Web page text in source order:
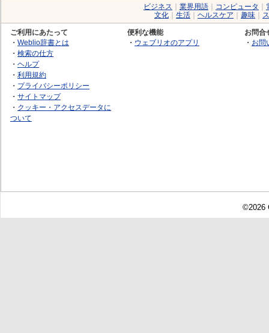
ビジネス 業界用語 コンピュータ
文化
生活 ヘルスケア 趣味
ご利用にあたって
・ Weblio辞書とは
・ 検索の仕方
・ ヘルプ
・ 利用規約
・ プライバシーポリシー
・ サイトマップ
・ クッキー・アクセスデータに
ついて
便利な機能
・ ウェブリオのアプリ
お問合
・ お問
©2026